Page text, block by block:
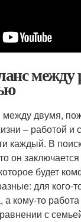
между
двумя,
– работой и
каждый. В
он
будет
для кого-
а кому-то
с